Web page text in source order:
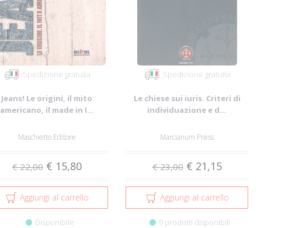
Spedizione gratuita
Jeans! Le origini, il mito
americano, il made in I...
Maschietto Editore
€ 22,00 € 15,80
Aggiungi al carrello
Disponibile
Spedizione gratuita
Le chiese sui iuris. Criteri di
individuazione e d...
Marcianum Press
€ 23,00 € 21,15
Aggiungi al carrello
9 prodotti disponibili